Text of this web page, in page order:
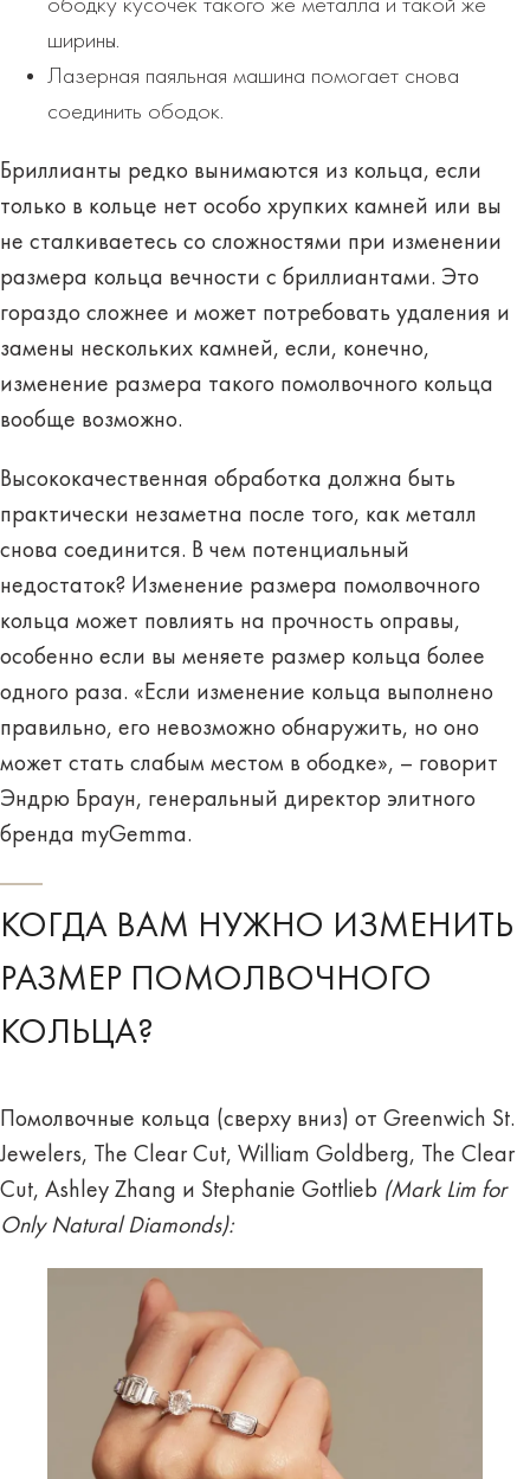
ободку кусочек такого же металла и такой же
ширины.
Лазерная паяльная машина помогает снова
соединить ободок.
Бриллианты редко вынимаются из кольца, если
только в кольце нет особо хрупких камней или вы
не сталкиваетесь со сложностями при изменении
размера кольца вечности с бриллиантами. Это
гораздо сложнее и может потребовать удаления и
замены нескольких камней, если, конечно,
изменение размера такого помолвочного кольца
вообще возможно.
Высококачественная обработка должна быть
практически незаметна после того, как металл
снова соединится. В чем потенциальный
недостаток? Изменение размера помолвочного
кольца может повлиять на прочность оправы,
особенно если вы меняете размер кольца более
одного раза. «Если изменение кольца выполнено
правильно, его невозможно обнаружить, но оно
может стать слабым местом в ободке», – говорит
Эндрю Браун, генеральный директор элитного
бренда myGemma.
КОГДА ВАМ НУЖНО ИЗМЕНИТЬ
РАЗМЕР ПОМОЛВОЧНОГО
КОЛЬЦА?
Помолвочные кольца (сверху вниз) от Greenwich St.
Jewelers, The Clear Cut, William Goldberg, The Clear
Cut, Ashley Zhang и Stephanie Gottlieb (Mark Lim for
Only Natural Diamonds):